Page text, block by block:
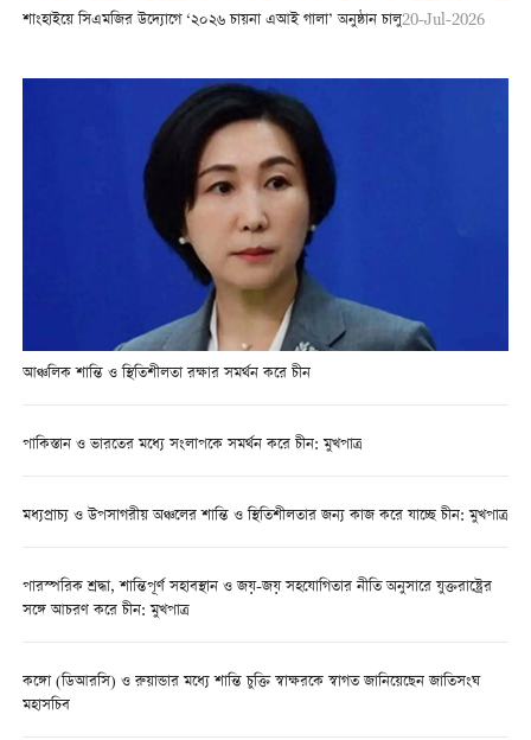
শাংহাইয়ে সিএমজির উদ্যোগে ‘২০২৬ চায়না এআই গালা’ অনুষ্ঠান চালু20-Jul-2026
আঞ্চলিক শান্তি ও স্থিতিশীলতা রক্ষার সমর্থন করে চীন
পাকিস্তান ও ভারতের মধ্যে সংলাপকে সমর্থন করে চীন: মুখপাত্র
মধ্যপ্রাচ্য ও উপসাগরীয় অঞ্চলের শান্তি ও স্থিতিশীলতার জন্য কাজ করে যাচ্ছে চীন: মুখপাত্র
পারস্পরিক শ্রদ্ধা, শান্তিপূর্ণ সহাবস্থান ও জয়-জয় সহযোগিতার নীতি অনুসারে যুক্তরাষ্ট্রের
সঙ্গে আচরণ করে চীন: মুখপাত্র
কঙ্গো (ডিআরসি) ও রুয়ান্ডার মধ্যে শান্তি চুক্তি স্বাক্ষরকে স্বাগত জানিয়েছেন জাতিসংঘ
মহাসচিব